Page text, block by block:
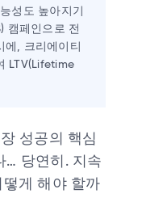
성도 높아지기
캠페인으로 전
에, 크리에이티
LTV(Lifetime
성공의 핵심
… 당연히. 지속
떻게 해야 할까